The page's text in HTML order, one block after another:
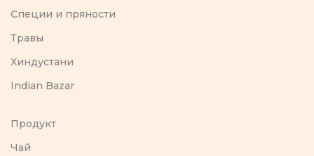
Специи и пряности
Травы
Хиндустани
Indian Bazar
Продукт
Чай